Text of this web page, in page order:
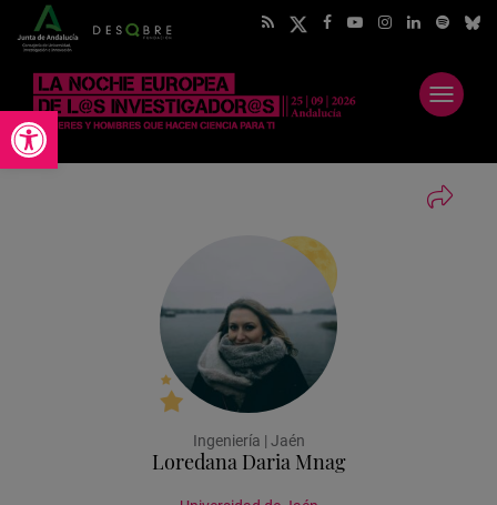
Abrir barra de herramientas
Abrir
menú
Ingeniería | Jaén
Loredana Daria Mnag